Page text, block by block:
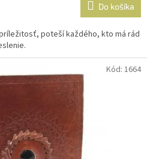
Do košíka
poteší každého, kto má rád
Kód: 1664